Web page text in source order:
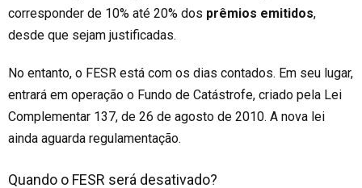
corresponder de 10% até 20% dos prêmios emitidos,
desde que sejam justificadas.
No entanto, o FESR está com os dias contados. Em seu lugar,
entrará em operação o Fundo de Catástrofe, criado pela Lei
Complementar 137, de 26 de agosto de 2010. A nova lei
ainda aguarda regulamentação.
Quando o FESR será desativado?